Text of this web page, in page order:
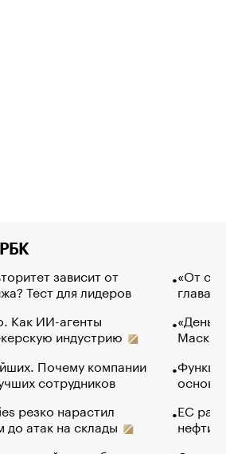
зависит от
Тест для лидеров
Как ИИ-агенты
индустрию
Почему компании
сотрудников
резко нарастил
до атак на склады
«От
глава
Маск в
основ
ЕС
нефти